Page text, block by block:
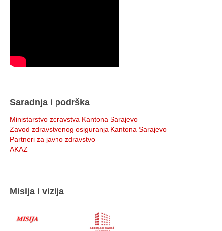
Saradnja i podrška
Ministarstvo zdravstva Kantona Sarajevo
Zavod zdravstvenog osiguranja Kantona Sarajevo
Partneri za javno zdravstvo
AKAZ
Misija i vizija